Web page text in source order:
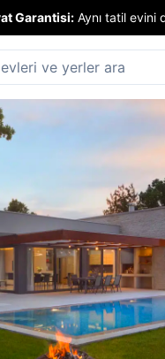
Garantisi: Aynı tatil evini